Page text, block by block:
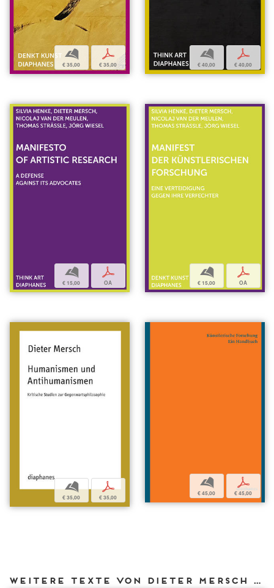
b
€ 35,00
p
€ 35,00
b
€ 40,00
p
€ 40,00
b
€ 15,00
p
OA
b
€ 15,00
p
OA
b
€ 35,00
p
€ 35,00
b
€ 45,00
p
€ 45,00
Weitere Texte von Dieter Mersch bei DIAPHANES